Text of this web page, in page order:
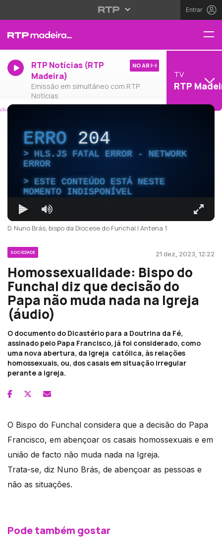
Entrar
RTP Notícias (RTP
Madeira)
Emissão em simultâneo com RTP
Notícias
NO AR
TV
RTP
ERRO204
HLS.JS FATAL ERROR - NETWORK
ERROR
ESTE CONTEÚDO ESTÁ NESTE
MOMENTO INDISPONÍVEL
D. Nuno Brás, bispo da Diocese do Funchal | Antena 1
SOCIEDADE 21 dez, 2023, 12:22
Homossexualidade: Bispo do
Funchal diz que decisão do
Papa não muda nada na Igreja
(áudio)
O documento do Dicastério para a Doutrina da Fé,
assinado pelo Papa Francisco, já foi considerado, como
uma nova abertura, da Igreja católica, às relações
homossexuais, ou, dos casais em situação irregular
perante a Igreja.
O Bispo do Funchal considera que a decisão do Papa
Francisco, em abençoar os casais homossexuais e em
união de facto não muda nada na Igreja.
Trata-se, diz Nuno Brás, de abençoar as pessoas e
não as situações.
Pode também gostar